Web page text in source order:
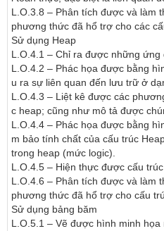
L.O.3.8 – Phân tích được và làm
phương thức đã hổ trợ cho các
Sử dụng Heap
L.O.4.1 – Chỉ ra được những ứng
L.O.4.2 – Phác họa được bằng
u ra sự liên quan đến lưu trữ ở
L.O.4.3 – Liệt kê được các
c heap; cũng như mô tả được
L.O.4.4 – Phác họa được bằng
m bảo tính chất của cấu trúc
trong heap (mức logic).
L.O.4.5 – Hiện thực được cấu
L.O.4.6 – Phân tích được và làm
phương thức đã hổ trợ cho cấu
Sử dụng bảng băm
L.O.5.1 – Vẽ được hình minh